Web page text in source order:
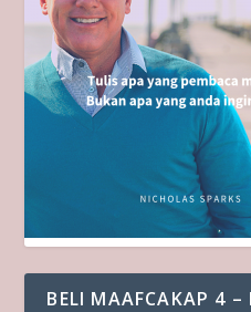
BELI MAAFCAKAP 4 –